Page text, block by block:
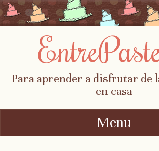
Para aprender a disfrutar de
en casa
Menu